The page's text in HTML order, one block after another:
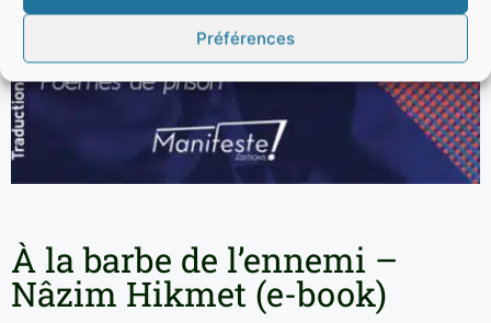
Préférences
À la barbe de l’ennemi –
Nâzim Hikmet (e-book)